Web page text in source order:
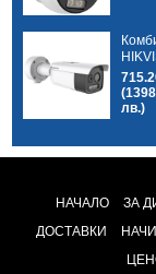
лв.)
НАЧАЛО ЗА
ДОСТАВКИ